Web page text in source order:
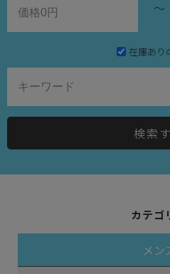
～
在庫あり
検索
カテゴ
メン